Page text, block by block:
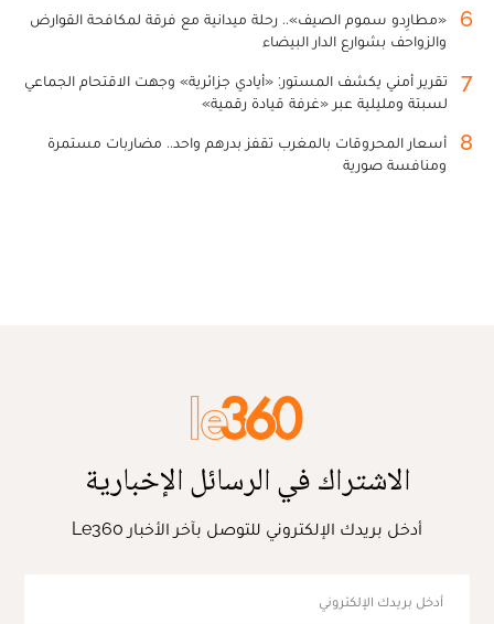
6
«مطارِدو سموم الصيف».. رحلة ميدانية مع فرقة لمكافحة القوارض
والزواحف بشوارع الدار البيضاء
7
تقرير أمني يكشف المستور: «أيادي جزائرية» وجهت الاقتحام الجماعي
لسبتة ومليلية عبر «غرفة قيادة رقمية»
8
أسعار المحروقات بالمغرب تقفز بدرهم واحد.. مضاربات مستمرة
ومنافسة صورية
الاشتراك في الرسائل الإخبارية
أدخل بريدك الإلكتروني للتوصل بآخر الأخبار Le360